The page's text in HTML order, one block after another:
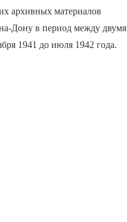
архивных материалов
на-Дону в период между двумя
1941 до июля 1942 года.